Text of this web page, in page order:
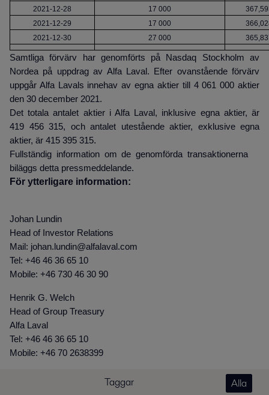
2021-12-28
17 000
2021-12-29
17 000
2021-12-30
27 000
Samtliga förvärv har genomförts på Nasdaq Stockholm av
Nordea på uppdrag av Alfa Laval. Efter ovanstående förvärv
uppgår Alfa Lavals innehav av egna aktier till 4 061 000 aktier
den 30 december 2021.
Det totala antalet aktier i Alfa Laval, inklusive egna aktier, är
419 456 315, och antalet utestående aktier, exklusive egna
aktier, är 415 395 315.
Fullständig information om de genomförda transaktionerna
biläggs detta pressmeddelande.
För ytterligare information:
Johan Lundin
Head of Investor Relations
Mail: johan.lundin@alfalaval.com
Tel: +46 46 36 65 10
Mobile: +46 730 46 30 90
Henrik G. Welch
Head of Group Treasury
Alfa Laval
Tel: +46 46 36 65 10
Mobile: +46 70 2638399
Taggar Alla